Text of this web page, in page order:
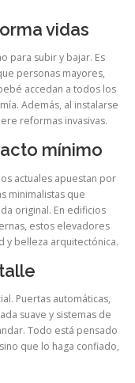
vidas
para subir y bajar. Es
personas mayores,
accedan a todos los
Además, al instalarse
reformas invasivas.
mínimo
actuales apuestan por
minimalistas que
original. En edificios
estos elevadores
y belleza arquitectónica.
Puertas automáticas,
suave y sistemas de
Todo está pensado
que lo haga confiado,